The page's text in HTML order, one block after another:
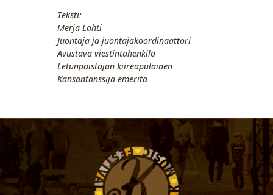
Teksti:
Merja Lahti
Juontaja ja juontajakoordinaattori
Avustava viestintähenkilö
Letunpaistajan kiireapulainen
Kansantanssija emerita